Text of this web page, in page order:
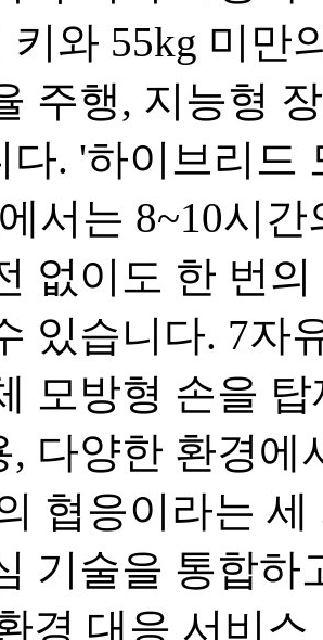
키와 55kg 미만
주행, 지능형
다. '하이브리드
서는 8~10시
없이도 한 번
있습니다. 7자
모방형 손을
, 다양한 환경에
협응이라는
기술을 통합하
경 대응 서비